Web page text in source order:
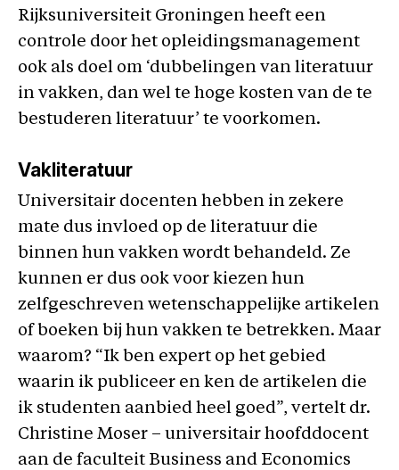
Rijksuniversiteit Groningen heeft een
controle door het opleidingsmanagement
ook als doel om ‘dubbelingen van literatuur
in vakken, dan wel te hoge kosten van de te
bestuderen literatuur’ te voorkomen.
Vakliteratuur
Universitair docenten hebben in zekere
mate dus invloed op de literatuur die
binnen hun vakken wordt behandeld. Ze
kunnen er dus ook voor kiezen hun
zelfgeschreven wetenschappelijke artikelen
of boeken bij hun vakken te betrekken. Maar
waarom? “Ik ben expert op het gebied
waarin ik publiceer en ken de artikelen die
ik studenten aanbied heel goed”, vertelt dr.
Christine Moser – universitair hoofddocent
aan de faculteit Business and Economics